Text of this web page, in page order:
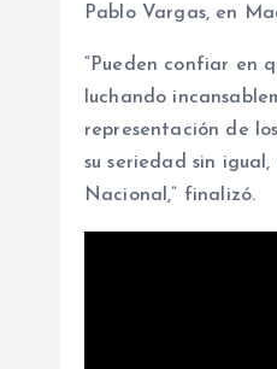
Pablo Vargas, en
“Pueden confiar en
luchando
representación de
su seriedad sin
Nacional,” finalizó.